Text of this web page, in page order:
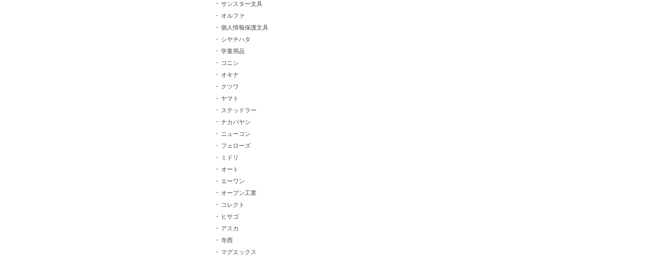
サンスター文具
オルファ
個人情報保護文具
シヤチハタ
学童用品
コニシ
オキナ
クツワ
ヤマト
ステッドラー
ナカバヤシ
ニューコン
フェローズ
ミドリ
オート
エーワン
オープン工業
コレクト
ヒサゴ
アスカ
寺西
マグエックス